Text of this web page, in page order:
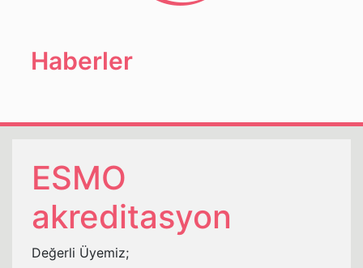
Haberler
ESMO
akreditasyon
Değerli Üyemiz;